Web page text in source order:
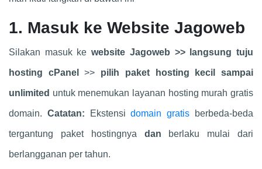
1. Masuk ke Website Jagoweb
Silakan masuk kewebsite Jagoweb >> langsung tuju
hosting cPanel>> pilih paket hosting kecil sampai
unlimited untuk menemukan layanan hosting murah gratis
domain. Catatan: Ekstensidomain gratis berbeda-beda
tergantung paket hostingnya dan berlaku mulai dari
berlangganan per tahun.